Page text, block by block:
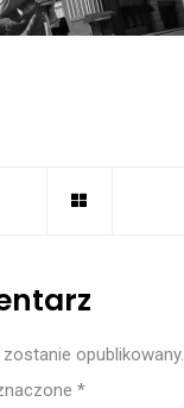
opublikowany.
*